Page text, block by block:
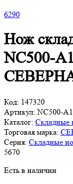
6290
Нож
NC500-
Код: 147320
Артикул: NC500-
Каталог: Складные
Торговая марка:
Серия: Складные
5670
Есть в наличии